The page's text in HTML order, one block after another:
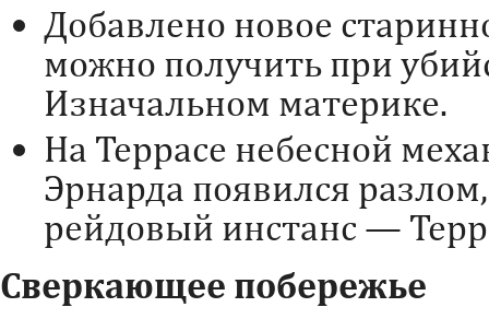
Добавлено новое
можно получить при
Изначальном материке.
На Террасе небесной
Эрнарда появился
рейдовый инстанс —
Сверкающее побережье